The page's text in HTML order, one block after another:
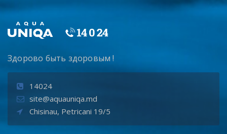
Здорово быть здоровым !
14024
site@aquauniqa.md
Chisinau, Petricani 19/5